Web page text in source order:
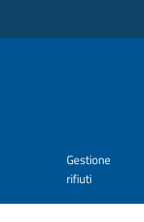
Gestione
rifiuti